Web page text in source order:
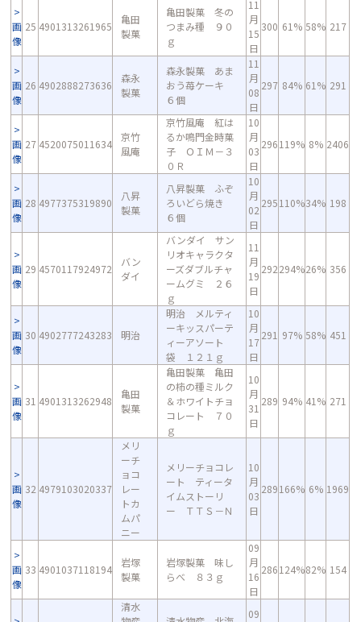
画
像
25 4901313261965
亀田
製菓
亀田製菓 冬の
つまみ種 ９０
ｇ
11
月
15
日
300 61% 58% 217
画
像
26 4902888273636
森永
製菓
森永製菓 あま
おう苺ケーキ
６個
11
月
08
日
297 84% 61% 291
画
像
27 4520075011634
京竹
風庵
京竹風庵 紅は
るか鳴門金時菓
子 ＯＩＭ－３
０Ｒ
10
月
03
日
296119% 8% 2406
画
像
28 4977375319890
八昇
製菓
八昇製菓 ふぞ
ろいどら焼き
６個
10
月
02
日
295110%34% 198
画
像
29 4570117924972
バン
ダイ
バンダイ サン
リオキャラクタ
ーズダブルチャ
ームグミ ２６
ｇ
11
月
19
日
292294%26% 356
画
像
30 4902777243283 明治
明治 メルティ
ーキッスパーテ
ィーアソート
袋 １２１ｇ
10
月
17
日
291 97% 58% 451
画
像
31 4901313262948
亀田
製菓
亀田製菓 亀田
の柿の種ミルク
＆ホワイトチョ
コレート ７０
ｇ
10
月
31
日
289 94% 41% 271
画
像
32 4979103020337
メリ
ーチ
ョコ
レー
トカ
ムパ
ニー
メリーチョコレ
ート ティータ
イムストーリ
ー ＴＴＳ－Ｎ
10
月
03
日
289166% 6% 1969
画
像
33 4901037118194
岩塚
製菓
岩塚製菓 味し
らべ ８３ｇ
09
月
16
日
286124%82% 154
清水
09